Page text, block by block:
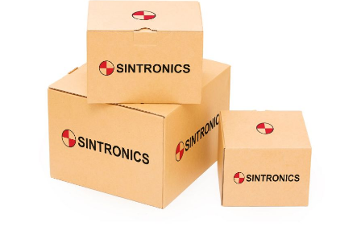
módulos antiguos a un alto nivel técnico o sustitución
de módulos descontinuados por módulos del propio